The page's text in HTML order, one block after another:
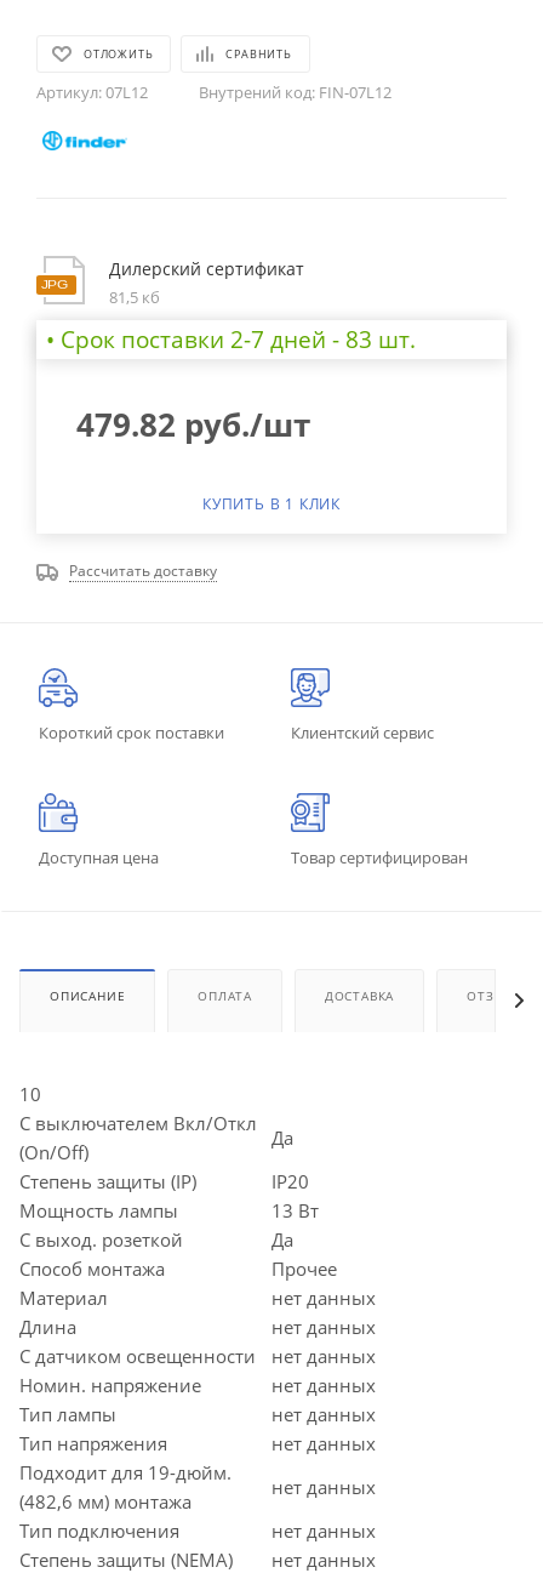
ОТЛОЖИТЬ СРАВНИТЬ
Артикул:07L12 Внутрений код: FIN-07L12
Дилерский сертификат
81,5 кб
• Cрок поставки 2-7 дней - 83 шт.
479.82 руб./шт
КУПИТЬ В 1 КЛИК
Рассчитать доставку
Короткий срок поставки Клиентский сервис
Доступная цена Товар сертифицирован
ОПИСАНИЕ ОПЛАТА ДОСТАВКА ОТЗЫВЫ
10
С выключателем Вкл/Откл
(On/Off)
Да
Степень защиты (IP)
IP20
Мощность лампы
13 Вт
С выход. розеткой
Да
Способ монтажа
Прочее
Материал
нет данных
Длина
нет данных
С датчиком освещенности
нет данных
Номин. напряжение
нет данных
Тип лампы
нет данных
Тип напряжения
нет данных
Подходит для 19-дюйм.
(482,6 мм) монтажа
нет данных
Тип подключения
нет данных
Степень защиты (NEMA)
нет данных